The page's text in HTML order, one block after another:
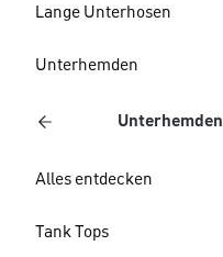
Lange Unterhosen
Unterhemden
Unterhemden
Alles entdecken
Tank Tops